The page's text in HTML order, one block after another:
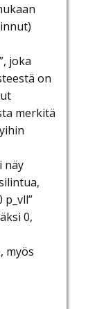
joka
on
merkitä
näy
0,
myös